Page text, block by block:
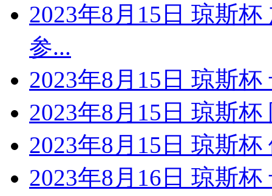
2023年8月15日 琼斯
参...
2023年8月15日 琼斯
2023年8月15日 琼斯
2023年8月15日 琼斯
2023年8月16日 琼斯